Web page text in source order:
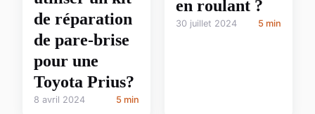
de réparation
de pare-brise
pour une
Toyota Prius?
8 avril 2024 5 min
en roulant ?
30 juillet 2024 5 min